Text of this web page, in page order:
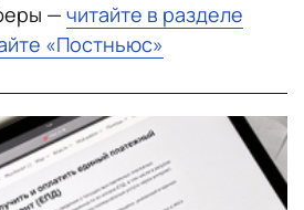
— читайте в разделе
«Постньюс»